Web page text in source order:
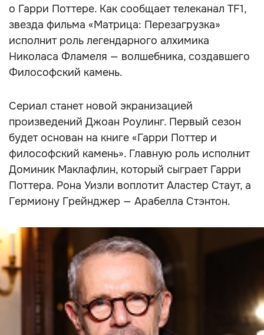
о Гарри Поттере. Как сообщает телеканал TF1,
звезда фильма «Матрица: Перезагрузка»
исполнит роль легендарного алхимика
Николаса Фламеля — волшебника, создавшего
Философский камень.
Сериал станет новой экранизацией
произведений Джоан Роулинг. Первый сезон
будет основан на книге «Гарри Поттер и
философский камень». Главную роль исполнит
Доминик Маклафлин, который сыграет Гарри
Поттера. Рона Уизли воплотит Аластер Стаут, а
Гермиону Грейнджер — Арабелла Стэнтон.